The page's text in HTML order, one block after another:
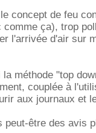
concept de feu
ça), trop
l'arrivée d'air sur
méthode "top
couplée à
aux journaux et
être des avis